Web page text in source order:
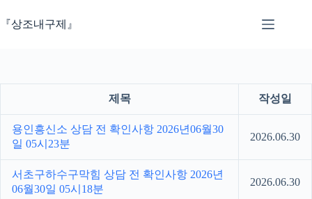
문『상조내구제』
제목 작성일
용인흥신소 상담 전 확인사항 2026년06월30
일 05시23분
2026.06.30
서초구하수구막힘 상담 전 확인사항 2026년
06월30일 05시18분
2026.06.30